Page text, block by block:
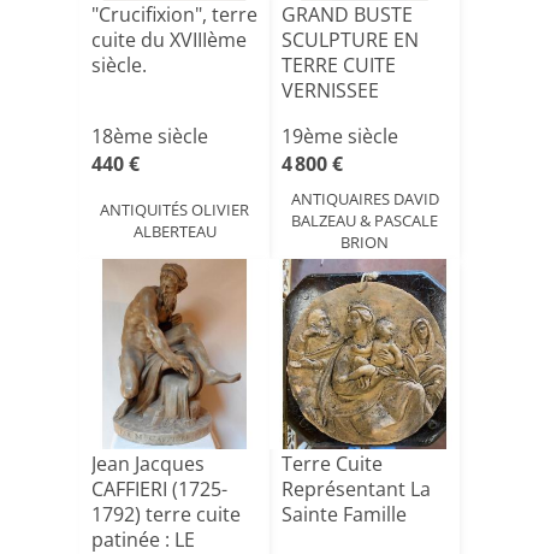
"Crucifixion", terre
cuite du XVIIIème
siècle.
18ème siècle
440 €
ANTIQUITÉS OLIVIER
ALBERTEAU
GRAND BUSTE
SCULPTURE EN
TERRE CUITE
VERNISSEE
19ème siècle
4 800 €
ANTIQUAIRES DAVID
BALZEAU & PASCALE
BRION
Jean Jacques
CAFFIERI (1725-
1792) terre cuite
patinée : LE
Terre Cuite
Représentant La
Sainte Famille